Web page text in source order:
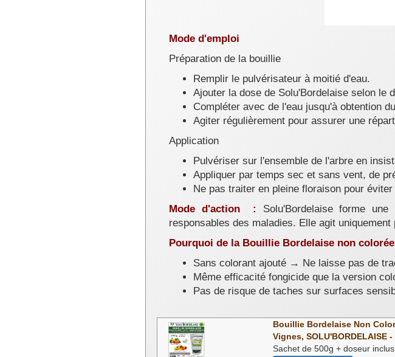
Mode d'emploi
Préparation de la bouillie
Remplir le pulvérisateur à moitié d'eau.
Ajouter la dose de Solu'Bordelaise selon le
Compléter avec de l'eau jusqu'à obtention
Agiter régulièrement pour assurer une
Application
Pulvériser sur l'ensemble de l'arbre en
Appliquer par temps sec et sans vent, de
Ne pas traiter en pleine floraison pour
Mode d'action : Solu'Bordelaise forme
responsables des maladies. Elle agit
Pourquoi de la Bouillie Bordelaise non
Sans colorant ajouté → Ne laisse pas de
Même efficacité fongicide que la version
Pas de risque de taches sur surfaces
Bouillie Bordelaise Non
Vignes, SOLU'BORDELAISE
Sachet de 500g + doseur